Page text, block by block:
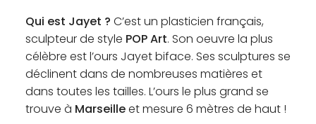
Qui est Jayet ? C’est un plasticien français,
sculpteur de style POP Art. Son oeuvre la plus
célèbre est l’ours Jayet biface. Ses sculptures se
déclinent dans de nombreuses matières et
dans toutes les tailles. L’ours le plus grand se
trouve à Marseilleet mesure 6 mètres de haut !